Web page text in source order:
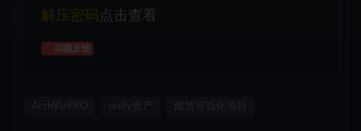
解压密码 点击查看
问题反馈
unity资产